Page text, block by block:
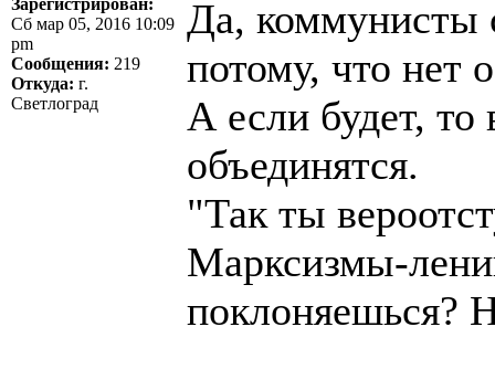
Сб мар 05, 2016 10:09
pm
Сообщения: 219
Откуда: г.
Светлоград
Да, коммунисты
потому, что нет
А если будет,
объединятся.
"Так ты
Марксизмы-
поклоняешься?